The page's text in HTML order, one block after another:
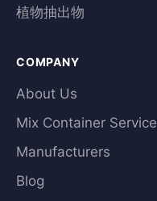
植物抽出物
COMPANY
About Us
Mix Container Service
Manufacturers
Blog